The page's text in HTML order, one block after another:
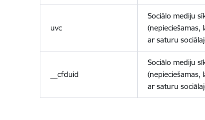
uvc
Sociālo mediju
(nepieciešamas,
ar saturu
__cfduid
Sociālo mediju
(nepieciešamas,
ar saturu